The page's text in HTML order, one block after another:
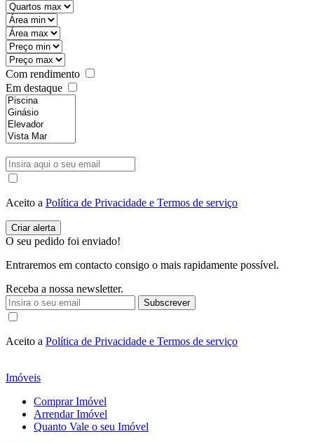
Com rendimento
Em destaque
Aceito a Política de Privacidade e Termos de serviço
O seu pedido foi enviado!
Entraremos em contacto consigo o mais rapidamente possível.
Receba a nossa newsletter.
Subscrever
Aceito a Política de Privacidade e Termos de serviço
Imóveis
Comprar Imóvel
Arrendar Imóvel
Quanto Vale o seu Imóvel